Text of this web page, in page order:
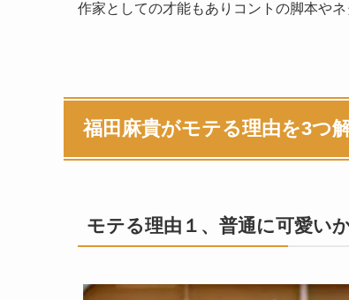
作家としての才能もありコントの脚本やネ
福田麻貴がモテる理由を3つ
モテる理由１、普通に可愛い